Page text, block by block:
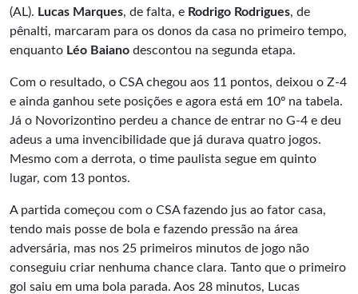
(AL). Lucas Marques, de falta, e Rodrigo Rodrigues, de
pênalti, marcaram para os donos da casa no primeiro tempo,
enquanto Léo Baiano descontou na segunda etapa.
Com o resultado, o CSA chegou aos 11 pontos, deixou o Z-4
e ainda ganhou sete posições e agora está em 10º na tabela.
Já o Novorizontino perdeu a chance de entrar no G-4 e deu
adeus a uma invencibilidade que já durava quatro jogos.
Mesmo com a derrota, o time paulista segue em quinto
lugar, com 13 pontos.
A partida começou com o CSA fazendo jus ao fator casa,
tendo mais posse de bola e fazendo pressão na área
adversária, mas nos 25 primeiros minutos de jogo não
conseguiu criar nenhuma chance clara. Tanto que o primeiro
gol saiu em uma bola parada. Aos 28 minutos, Lucas